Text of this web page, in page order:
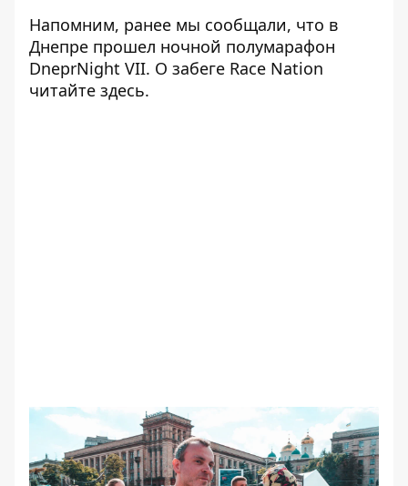
Напомним, ранее мы сообщали, что в
Днепре прошел ночной полумарафон
DneprNight VII. О забеге Race Nation
читайте здесь.